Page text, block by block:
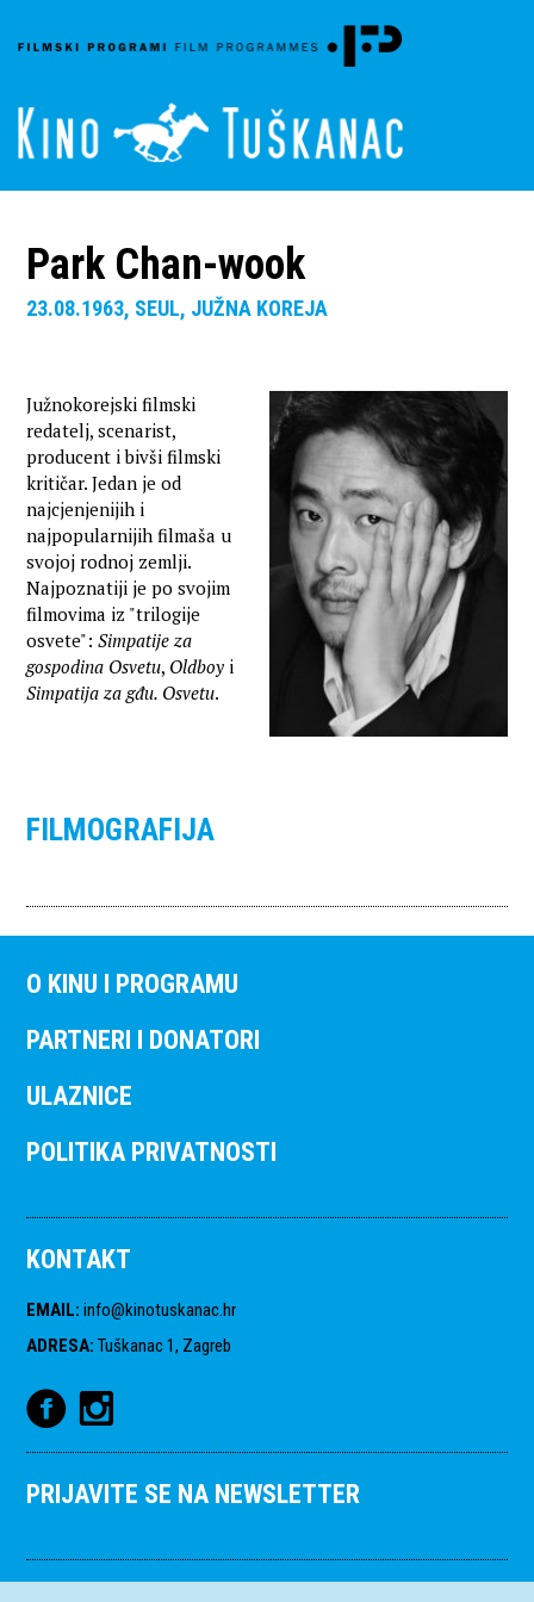
Park Chan-wook
23.08.1963, SEUL, JUŽNA KOREJA
Južnokorejski filmski
redatelj, scenarist,
producent i bivši filmski
kritičar. Jedan je od
najcjenjenijih i
najpopularnijih filmaša u
svojoj rodnoj zemlji.
Najpoznatiji je po svojim
filmovima iz "trilogije
osvete": Simpatije za
gospodina Osvetu, Oldboy i
Simpatija za gđu. Osvetu.
FILMOGRAFIJA
O KINU I PROGRAMU
PARTNERI I DONATORI
ULAZNICE
POLITIKA PRIVATNOSTI
KONTAKT
EMAIL: info@kinotuskanac.hr
ADRESA: Tuškanac 1, Zagreb
PRIJAVITE SE NA NEWSLETTER